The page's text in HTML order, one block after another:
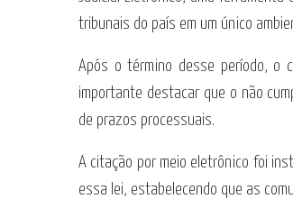
tribunais do país em um único
Após o término desse período, o
importante destacar que o não
de prazos processuais.
A citação por meio eletrônico foi
essa lei, estabelecendo que as